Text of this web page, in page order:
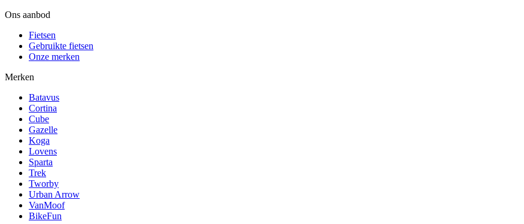
Ons aanbod
Fietsen
Gebruikte fietsen
Onze merken
Merken
Batavus
Cortina
Cube
Gazelle
Koga
Lovens
Sparta
Trek
Tworby
Urban Arrow
VanMoof
BikeFun